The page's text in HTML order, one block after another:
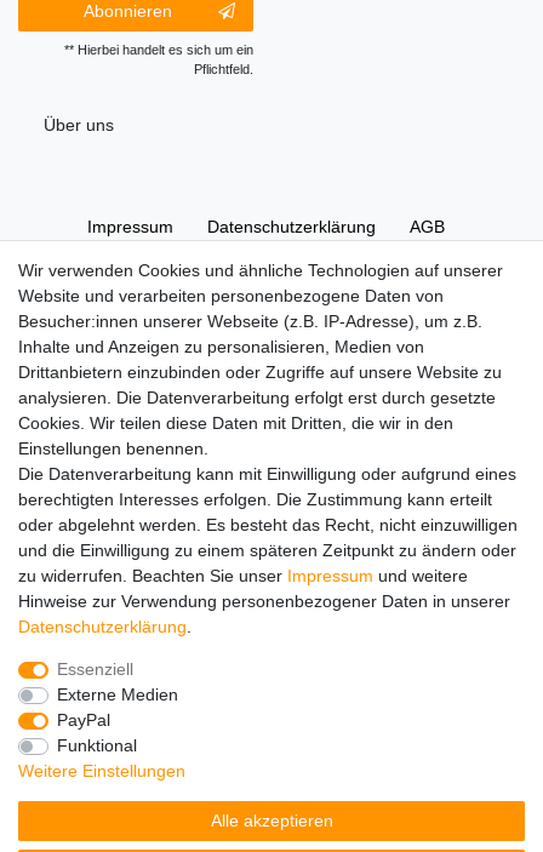
Abonnieren
** Hierbei handelt es sich um ein
Pflichtfeld.
Wir verwenden Cookies und ähnliche Technologien auf unserer
Website und verarbeiten personenbezogene Daten von
Besucher:innen unserer Webseite (z.B. IP-Adresse), um z.B.
Inhalte und Anzeigen zu personalisieren, Medien von
Drittanbietern einzubinden oder Zugriffe auf unsere Website zu
analysieren. Die Datenverarbeitung erfolgt erst durch gesetzte
Cookies. Wir teilen diese Daten mit Dritten, die wir in den
Einstellungen benennen.
Die Datenverarbeitung kann mit Einwilligung oder aufgrund eines
berechtigten Interesses erfolgen. Die Zustimmung kann erteilt
oder abgelehnt werden. Es besteht das Recht, nicht einzuwilligen
und die Einwilligung zu einem späteren Zeitpunkt zu ändern oder
zu widerrufen. Beachten Sie unser Impressum und weitere
Hinweise zur Verwendung personenbezogener Daten in unserer
Daten­schutz­erklärung
Essenziell
Externe Medien
PayPal
Funktional
Weitere Einstellungen
Alle akzeptieren
Über uns
Impressum Daten­schutz­erklärung AGB
Widerrufs­recht Vertrag widerrufen Kontakt
Hinweise zur Batterieentsorgung
Im Zusammenhang mit dem Vertrieb von Batterien oder mit
der Lieferung von Geräten, die Batterien enthalten, sind wir
verpflichtet, Sie auf folgendes hinzuweisen:
Sie sind zur Rückgabe gebrauchter Batterien als Endnutzer
gesetzlich verpflichtet. Sie können Altbatterien, die wir als
Neubatterien im Sortiment führen oder geführt haben,
unentgeltlich an unserem Versandlager (Versandadresse)
zurückgeben. Die auf den Batterien abgebildeten Symbole
haben folgende Bedeutung:
Das Symbol der durchgekreuzten Mülltonne bedeutet, dass
die Batterie nicht in den Hausmüll gegeben werden darf.
Pb = Batterie enthält mehr als 0,004 Masseprozent Blei
Cd = Batterie enthält mehr als 0,002 Masseprozent
Cadmium
Hg = Batterie enthält mehr als 0,0005 Masseprozent
Bitte beachten Sie die vorstehenden Hinweise.